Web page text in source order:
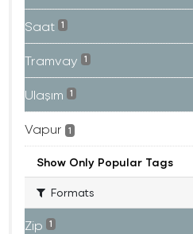
Saat 1
Tramvay 1
Ulaşım 1
Vapur 1
Show Only Popular Tags
Formats
Zip 1